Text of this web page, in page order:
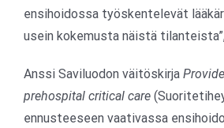
ensihoidossa työskentelevät
usein kokemusta näistä
Anssi Saviluodon väitöskirja
prehospital critical care
ennusteeseen vaativassa